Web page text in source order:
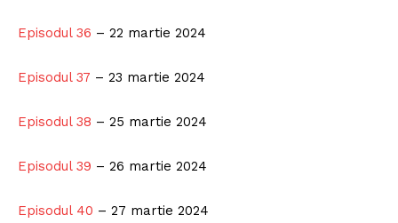
Episodul 36 – 22 martie 2024
Episodul 37 – 23 martie 2024
Episodul 38 – 25 martie 2024
Episodul 39 – 26 martie 2024
Episodul 40 – 27 martie 2024